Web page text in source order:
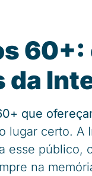
60+:
da
que
lugar certo. A
esse público,
na